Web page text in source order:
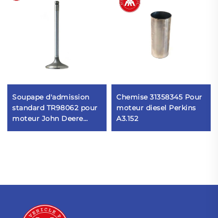
Soupape d'admission
standard TR98062 pour
moteur John Deere
4045T/H
Chemise 31358345 Pour
moteur diesel Perkins
A3.152